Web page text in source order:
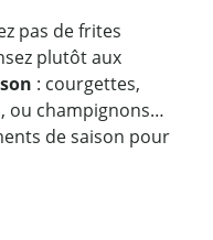
pas de frites
plutôt aux
: courgettes,
ou champignons…
de saison pour